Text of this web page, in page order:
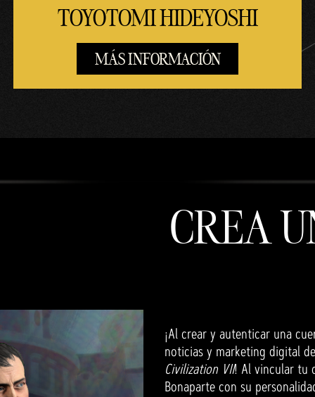
TOYOTOMI HIDEYOSHI
MÁS INFORMACIÓN
CREA
¡Al crear y autenticar una
noticias y marketing digital
Civilization VII! Al vincular tu
Bonaparte con su